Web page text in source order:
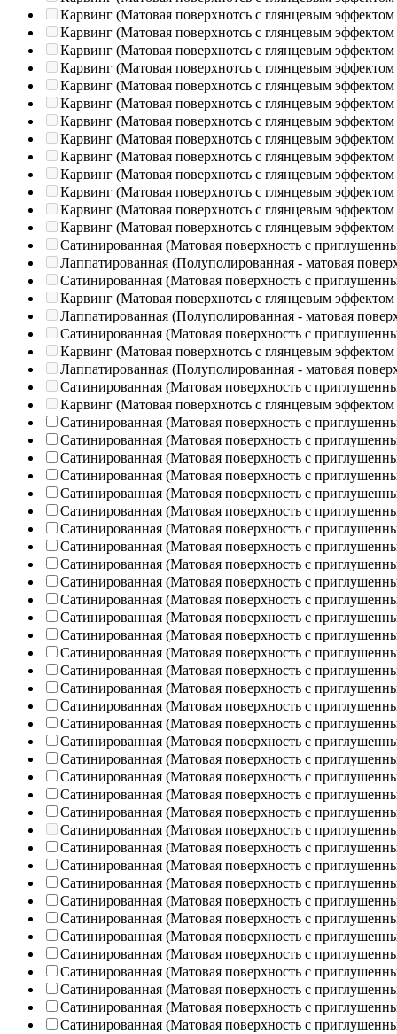
Карвинг (Матовая поверхнотсь с глянцевым эффектом
Карвинг (Матовая поверхнотсь с глянцевым эффектом
Карвинг (Матовая поверхнотсь с глянцевым эффектом
Карвинг (Матовая поверхнотсь с глянцевым эффектом
Карвинг (Матовая поверхнотсь с глянцевым эффектом
Карвинг (Матовая поверхнотсь с глянцевым эффектом
Карвинг (Матовая поверхнотсь с глянцевым эффектом
Карвинг (Матовая поверхнотсь с глянцевым эффектом
Карвинг (Матовая поверхнотсь с глянцевым эффектом
Карвинг (Матовая поверхнотсь с глянцевым эффектом
Карвинг (Матовая поверхнотсь с глянцевым эффектом
Карвинг (Матовая поверхнотсь с глянцевым эффектом
Карвинг (Матовая поверхнотсь с глянцевым эффектом
Сатинированная (Матовая поверхность с
Лаппатированная (Полуполированная - матовая
Сатинированная (Матовая поверхность с
Карвинг (Матовая поверхнотсь с глянцевым эффектом
Лаппатированная (Полуполированная - матовая
Сатинированная (Матовая поверхность с
Карвинг (Матовая поверхнотсь с глянцевым эффектом
Лаппатированная (Полуполированная - матовая
Сатинированная (Матовая поверхность с
Карвинг (Матовая поверхнотсь с глянцевым эффектом
Сатинированная (Матовая поверхность с
Сатинированная (Матовая поверхность с
Сатинированная (Матовая поверхность с
Сатинированная (Матовая поверхность с
Сатинированная (Матовая поверхность с
Сатинированная (Матовая поверхность с
Сатинированная (Матовая поверхность с
Сатинированная (Матовая поверхность с
Сатинированная (Матовая поверхность с
Сатинированная (Матовая поверхность с
Сатинированная (Матовая поверхность с
Сатинированная (Матовая поверхность с
Сатинированная (Матовая поверхность с
Сатинированная (Матовая поверхность с
Сатинированная (Матовая поверхность с
Сатинированная (Матовая поверхность с
Сатинированная (Матовая поверхность с
Сатинированная (Матовая поверхность с
Сатинированная (Матовая поверхность с
Сатинированная (Матовая поверхность с
Сатинированная (Матовая поверхность с
Сатинированная (Матовая поверхность с
Сатинированная (Матовая поверхность с
Сатинированная (Матовая поверхность с
Сатинированная (Матовая поверхность с
Сатинированная (Матовая поверхность с
Сатинированная (Матовая поверхность с
Сатинированная (Матовая поверхность с
Сатинированная (Матовая поверхность с
Сатинированная (Матовая поверхность с
Сатинированная (Матовая поверхность с
Сатинированная (Матовая поверхность с
Сатинированная (Матовая поверхность с
Сатинированная (Матовая поверхность с
Сатинированная (Матовая поверхность с